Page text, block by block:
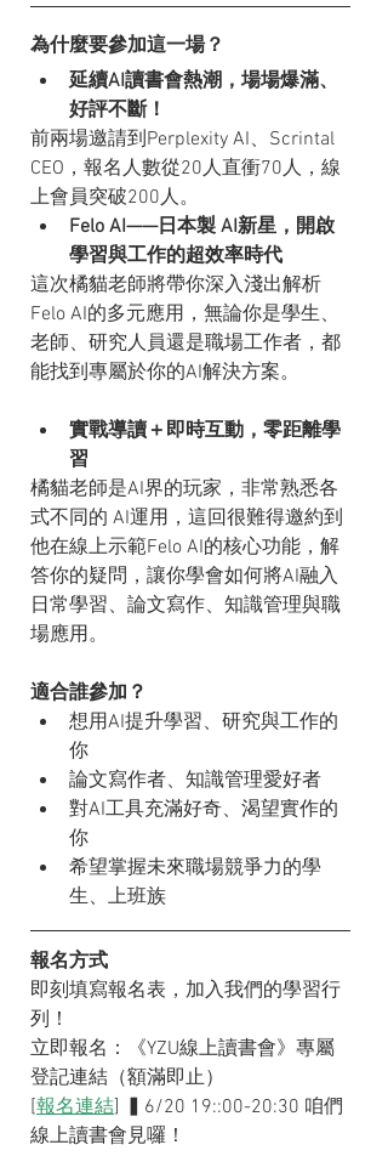
為什麼要參加這一場？
延續AI讀書會熱潮，場場爆滿、
好評不斷！
前兩場邀請到Perplexity AI、Scrintal
CEO，報名人數從20人直衝70人，線
上會員突破200人。
Felo AI——日本製 AI新星，開啟
學習與工作的超效率時代
這次橘貓老師將帶你深入淺出解析
Felo AI的多元應用，無論你是學生、
老師、研究人員還是職場工作者，都
能找到專屬於你的AI解決方案。
實戰導讀＋即時互動，零距離學
習
橘貓老師是AI界的玩家，非常熟悉各
式不同的 AI運用，這回很難得邀約到
他在線上示範Felo AI的核心功能，解
答你的疑問，讓你學會如何將AI融入
日常學習、論文寫作、知識管理與職
場應用。
適合誰參加？
想用AI提升學習、研究與工作的
你
論文寫作者、知識管理愛好者
對AI工具充滿好奇、渴望實作的
你
希望掌握未來職場競爭力的學
生、上班族
報名方式
即刻填寫報名表，加入我們的學習行
列！
立即報名：《YZU線上讀書會》專屬
登記連結（額滿即止）
[報名連結] ▍6/20 19::00-20:30 咱們
線上讀書會見囉！